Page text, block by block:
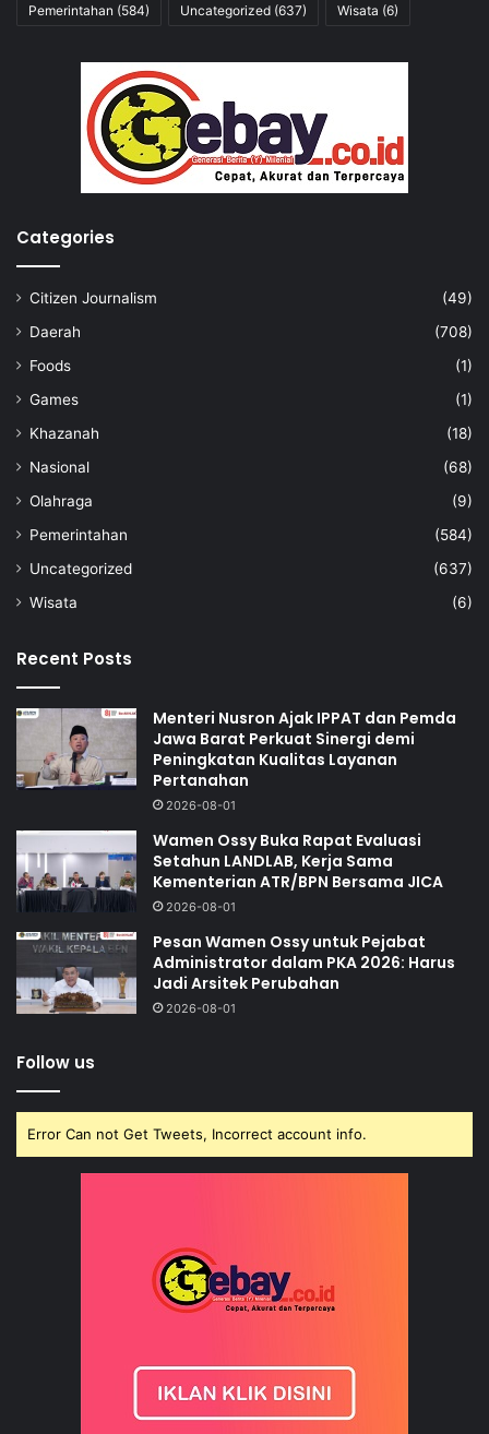
Pemerintahan (584) Uncategorized (637) Wisata (6)
Categories
Citizen Journalism
(49)
Daerah
(708)
Foods
(1)
Games
(1)
Khazanah
(18)
Nasional
(68)
Olahraga
(9)
Pemerintahan
(584)
Uncategorized
(637)
Wisata
(6)
Recent Posts
Menteri Nusron Ajak IPPAT dan Pemda
Jawa Barat Perkuat Sinergi demi
Peningkatan Kualitas Layanan
Pertanahan
2026-08-01
Wamen Ossy Buka Rapat Evaluasi
Setahun LANDLAB, Kerja Sama
Kementerian ATR/BPN Bersama JICA
2026-08-01
Pesan Wamen Ossy untuk Pejabat
Administrator dalam PKA 2026: Harus
Jadi Arsitek Perubahan
2026-08-01
Follow us
Error Can not Get Tweets, Incorrect account info.